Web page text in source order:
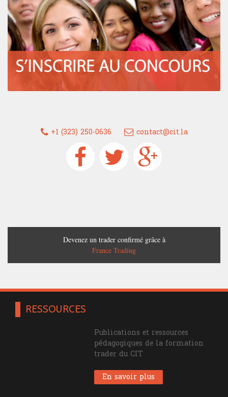
+1 (323) 250-0636 contact@cit.la
Devenez un trader confirmé grâce à
France Trading
RESSOURCES
Publications et ressources
pédagogiques de la formation
trader du CIT
En savoir plus